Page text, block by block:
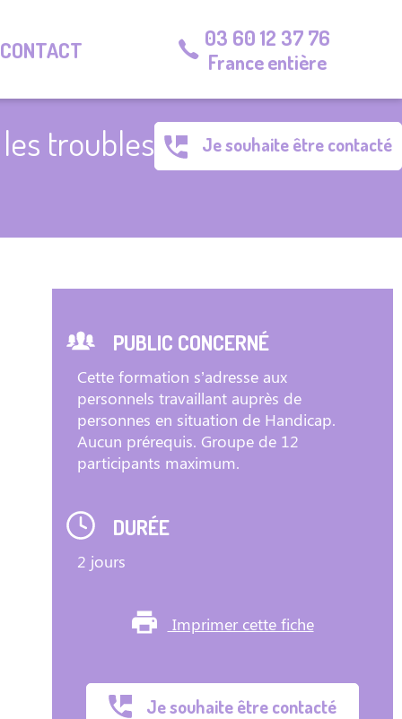
CONTACT 03 60 12 37 76
France entière
troubles Je souhaite être contacté
PUBLIC CONCERNÉ
Cette formation s’adresse aux
personnels travaillant auprès de
personnes en situation de Handicap.
Aucun prérequis. Groupe de 12
participants maximum.
DURÉE
2 jours
Imprimer cette fiche
Je souhaite être contacté